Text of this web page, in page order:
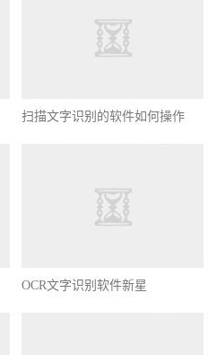
扫描文字识别的软件如何操作
OCR文字识别软件新星